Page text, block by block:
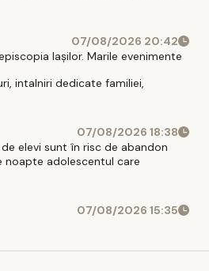
07/08/2026 20:42
Iașilor. Marile evenimente
intalniri dedicate familiei,
07/08/2026 18:38
elevi sunt în risc de abandon
noapte adolescentul care
07/08/2026 15:35